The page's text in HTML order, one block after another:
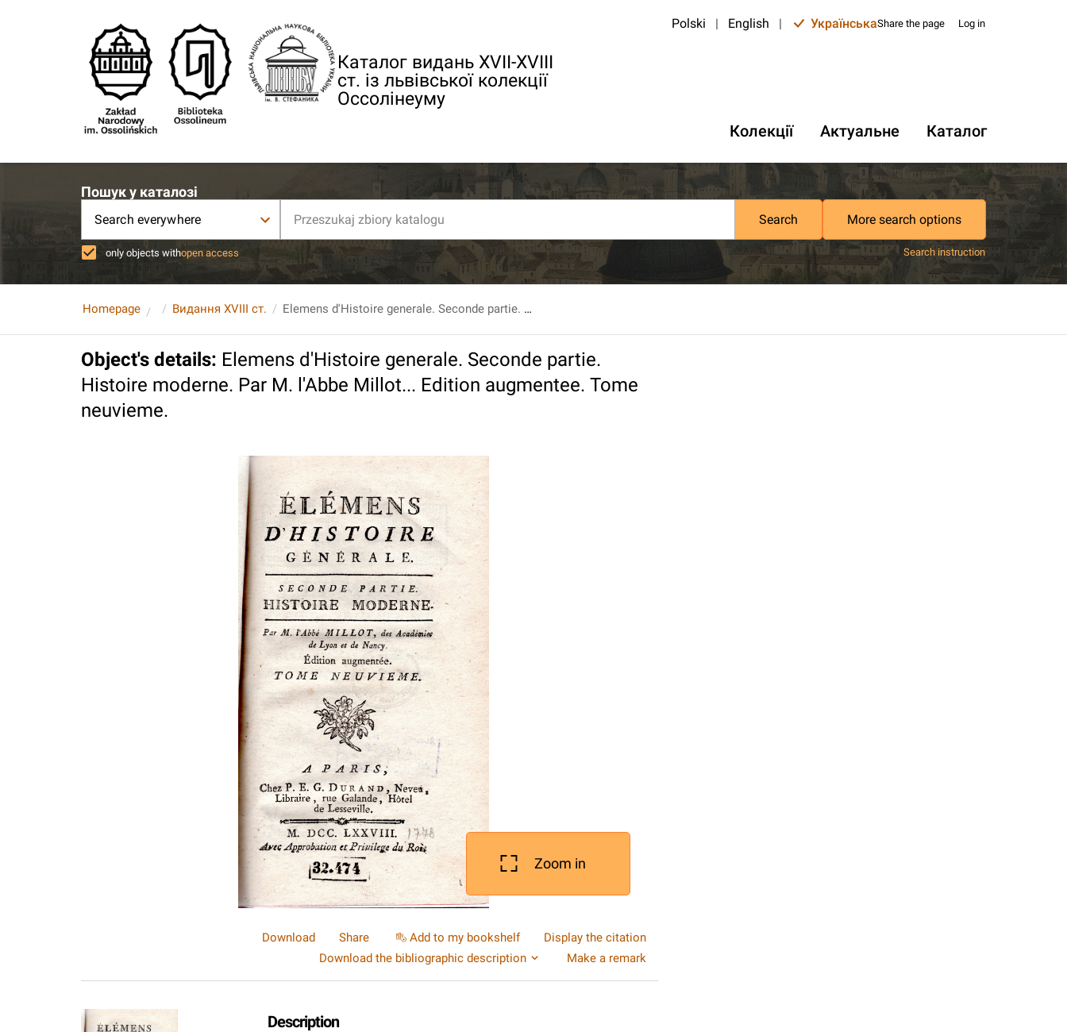
Каталог видань XVII-XVIII
ст. із львівської колекції
Оссолінеуму
Polski | English | УкраїнськаShare the page Log in
Колекції Актуальне Каталог
Пошук у каталозі
Search everywhere Search More search options
only objects withopen access Search instruction
Homepage Видання XVIII ст. Elemens d'Histoire generale. Seconde partie. Histoire moderne. Par M. l'Abbe Millot... Edition augmentee. Tome neuvieme.
Object's details: Elemens d'Histoire generale. Seconde partie.
Histoire moderne. Par M. l'Abbe Millot... Edition augmentee. Tome
neuvieme.
Zoom in
Download Share Add to my bookshelf
Display the citation
Download the bibliographic description
Make a remark
Description